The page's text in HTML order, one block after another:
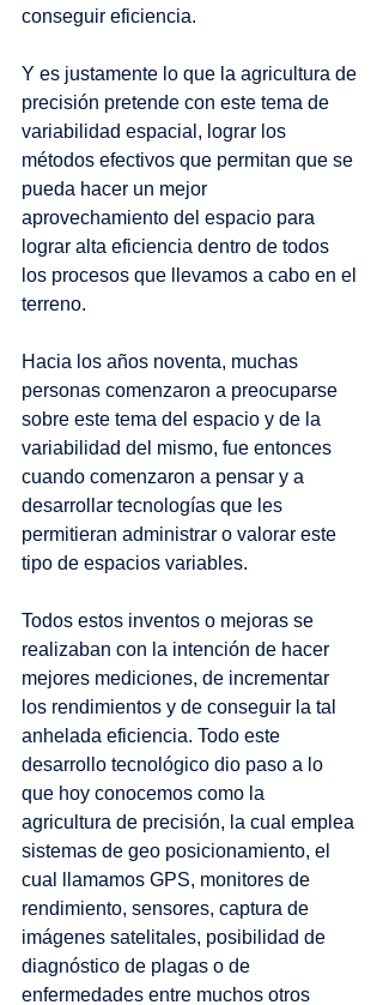
conseguir eficiencia.
Y es justamente lo que la agricultura de
precisión pretende con este tema de
variabilidad espacial, lograr los
métodos efectivos que permitan que se
pueda hacer un mejor
aprovechamiento del espacio para
lograr alta eficiencia dentro de todos
los procesos que llevamos a cabo en el
terreno.
Hacia los años noventa, muchas
personas comenzaron a preocuparse
sobre este tema del espacio y de la
variabilidad del mismo, fue entonces
cuando comenzaron a pensar y a
desarrollar tecnologías que les
permitieran administrar o valorar este
tipo de espacios variables.
Todos estos inventos o mejoras se
realizaban con la intención de hacer
mejores mediciones, de incrementar
los rendimientos y de conseguir la tal
anhelada eficiencia. Todo este
desarrollo tecnológico dio paso a lo
que hoy conocemos como la
agricultura de precisión, la cual emplea
sistemas de geo posicionamiento, el
cual llamamos GPS, monitores de
rendimiento, sensores, captura de
imágenes satelitales, posibilidad de
diagnóstico de plagas o de
enfermedades entre muchos otros